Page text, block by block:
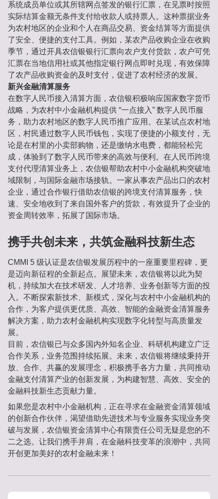
系统成员单位或其所辖网点签发的银行汇票，在见票时按照
实际结算金额无条件支付给收款人或持票人。这种票据业务
为农村地区的企业和个人在商品交易、资金结算等方面提供
了安全、便捷的支付工具。例如，某农产品收购企业在收购
季节，通过开具农信银银行汇票向农户支付货款，农户可凭
汇票在当地信用社或其他指定银行网点即时兑现，有效保障
了农产品收购资金的及时支付，促进了农村经济的发展。
新兴金融清算服务
在数字人民币接入清算方面，农信银积极响应国家数字货币
战略，为农村中小金融机构提供 “一点接入” 数字人民币服
务，助力农村地区的数字人民币推广应用。在某试点农村地
区，村民通过数字人民币钱包，实现了便捷的小额支付，无
论是在村里的小卖部购物，还是缴纳水电费，都能轻松完
成，体验到了数字人民币带来的高效与便利。在人民币跨境
支付代理清算业务上，农信银帮助农村中小金融机构突破地
域限制，与国际金融市场接轨。一家从事农产品出口的农村
企业，通过合作银行借助农信银的跨境支付清算服务，快
速、安全地收到了来自国外客户的货款，有效提升了企业的
资金周转效率，拓展了国际市场。
携手共创未来，共筑金融科技新生态
CMMI 5 级认证是农信银发展历程中的一座重要里程碑，更
是迈向新征程的全新起点。展望未来，农信银将以此为契
机，持续加大在技术研发、人才培养、业务创新等方面的投
入。不断探索新技术、新模式，深化与农村中小金融机构的
合作，为客户提供更优质、高效、智能的金融资金清算服务
解决方案，助力农村金融机构实现数字化转型与高质量发
展。
目前，农信银已与众多国内外知名企业、科研机构建立广泛
合作关系，业务范围持续拓展。未来，农信银将继续秉持开
放、合作、共赢的发展理念，积极携手各方力量，共同推动
金融支付清算产业的创新发展，为构建智慧、高效、安全的
金融科技新生态贡献力量。
如果您是农村中小金融机构，正在寻求在金融资金清算领域
的创新合作伙伴，渴望借助先进技术与专业服务实现业务突
破与发展，农信银资金清算中心有限责任公司无疑是您的不
二之选。让我们携手并肩，在金融科技变革的浪潮中，共同
开创更加美好的农村金融未来！